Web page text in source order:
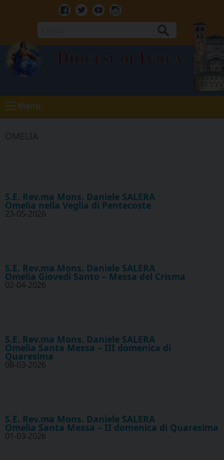
Facebook
TwitterYoutubeInstagram
Diocesi di Ivrea
Menu
S.E. Rev.ma Mons. Daniele SALERA
Omelia nella Veglia di Pentecoste
23-05-2026
S.E. Rev.ma Mons. Daniele SALERA
Omelia Giovedì Santo – Messa del Crisma
02-04-2026
S.E. Rev.ma Mons. Daniele SALERA
Omelia Santa Messa – III domenica di
Quaresima
08-03-2026
S.E. Rev.ma Mons. Daniele SALERA
Omelia Santa Messa – II domenica di Quaresima
01-03-2026